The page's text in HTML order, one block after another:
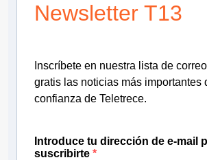
Newsletter T13
Inscríbete en nuestra lista de
gratis las noticias más importantes
confianza de Teletrece.
Introduce tu dirección de e-mail
suscribirte